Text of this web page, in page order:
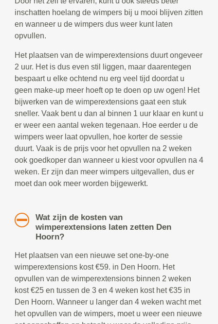
inschatten hoelang de wimpers bij u mooi blijven zitten
en wanneer u de wimpers dus weer kunt laten
opvullen.
Het plaatsen van de wimperextensions duurt ongeveer
2 uur. Het is dus even stil liggen, maar daarentegen
bespaart u elke ochtend nu erg veel tijd doordat u
geen make-up meer hoeft op te doen op uw ogen! Het
bijwerken van de wimperextensions gaat een stuk
sneller. Vaak bent u dan al binnen 1 uur klaar en kunt u
er weer een aantal weken tegenaan. Hoe eerder u de
wimpers weer laat opvullen, hoe korter de sessie
duurt. Vaak is de prijs voor het opvullen na 2 weken
ook goedkoper dan wanneer u kiest voor opvullen na 4
weken. Er zijn dan meer wimpers uitgevallen, dus er
moet dan ook meer worden bijgewerkt.
Wat zijn de kosten van
wimperextensions laten zetten Den
Hoorn?
Het plaatsen van een nieuwe set one-by-one
wimperextensions kost €59. in Den Hoorn. Het
opvullen van de wimperextensions binnen 2 weken
kost €25 en tussen de 3 en 4 weken kost het €35 in
Den Hoorn. Wanneer u langer dan 4 weken wacht met
het opvullen van de wimpers, moet u weer een nieuwe